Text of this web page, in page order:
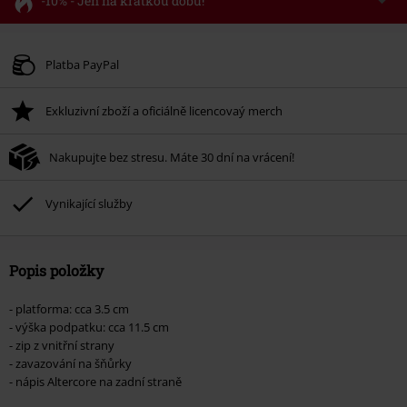
Platné do 8/11/26
Po zadání kódu v košíku, se sleva uplatní automaticky.
Nelze kombinovat s jinými akciovými kódy. Sleva se nevztahuje na: knihy,
média, vstupenky, Rammstein, (Till) Lindemann, Böhse Onkelz, Broilers, Die
podpoříte nadaci.
Platba PayPal
Exkluzivní zboží a oficiálně licencovaý merch
Nakupujte bez stresu. Máte 30 dní na vrácení!
Vynikající služby
Popis položky
- platforma: cca 3.5 cm
- výška podpatku: cca 11.5 cm
- zip z vnitřní strany
- zavazování na šňůrky
- nápis Altercore na zadní straně